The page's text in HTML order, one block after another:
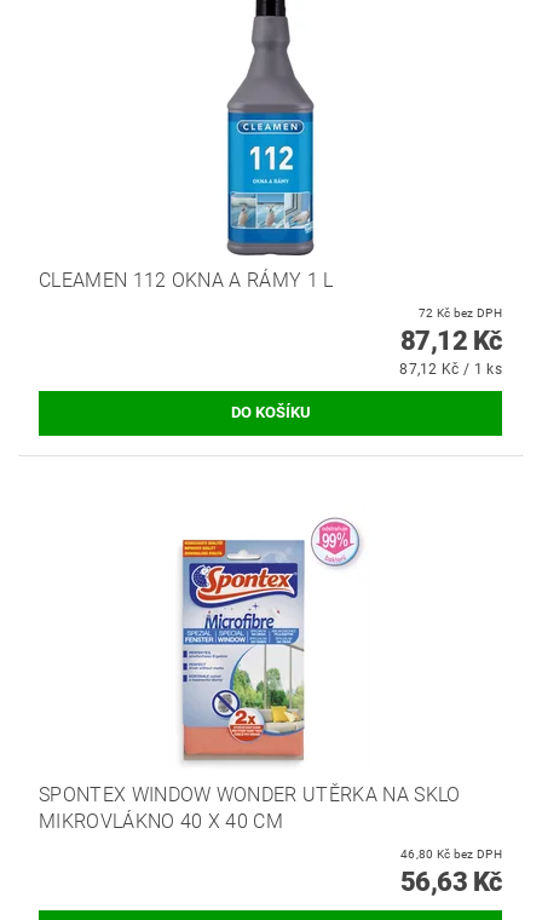
CLEAMEN 112 OKNA A RÁMY 1 L
72 Kč bez DPH
87,12 Kč
87,12 Kč / 1 ks
SPONTEX WINDOW WONDER UTĚRKA NA SKLO
MIKROVLÁKNO 40 X 40 CM
46,80 Kč bez DPH
56,63 Kč